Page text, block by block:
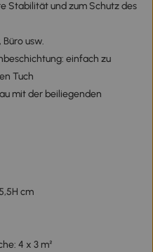
Stabilität und zum Schutz des
usw.
einfach zu
Tuch
mit der beiliegenden
cm
4 x 3 m²